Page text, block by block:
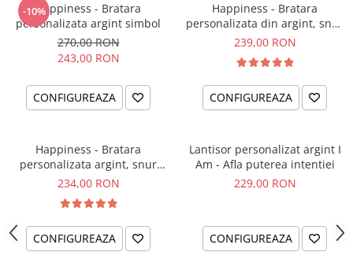
-10%Happiness - Bratara
personalizata argint simbol
270,00 RON
243,00 RON
CONFIGUREAZA
Happiness - Bratara
personalizata din argint, snur
dublu piele, simbol
239,00 RON
CONFIGUREAZA
Happiness - Bratara
personalizata argint, snur
impletit piele simbol
234,00 RON
CONFIGUREAZA
Lantisor personalizat argint I
Am - Afla puterea intentiei
229,00 RON
CONFIGUREAZA